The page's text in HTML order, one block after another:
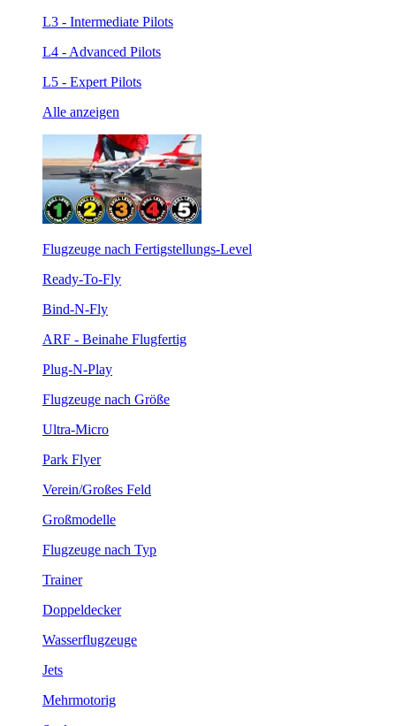
L3 - Intermediate Pilots
L4 - Advanced Pilots
L5 - Expert Pilots
Alle anzeigen
Flugzeuge nach Fertigstellungs-Level
Ready-To-Fly
Bind-N-Fly
ARF - Beinahe Flugfertig
Plug-N-Play
Flugzeuge nach Größe
Ultra-Micro
Park Flyer
Verein/Großes Feld
Großmodelle
Flugzeuge nach Typ
Trainer
Doppeldecker
Wasserflugzeuge
Jets
Mehrmotorig